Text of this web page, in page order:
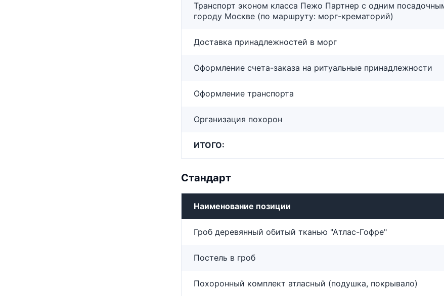
Транспорт эконом класса Пежо Партнер с одним
городу Москве (по маршруту: морг-крематорий)
Доставка принадлежностей в морг
Оформление счета-заказа на ритуальные принадлежности
Оформление транспорта
Организация похорон
ИТОГО:
Стандарт
Наименование позиции
Гроб деревянный обитый тканью "Атлас-Гофре"
Постель в гроб
Похоронный комплект атласный (подушка, покрывало)